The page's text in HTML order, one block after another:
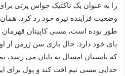
را به عنوان یک تاکتیک حواس پرتی
وضعیت فزاینده تیره خود رد کرد.
طور بوده است، مسی کاپیتان قهرمان
پای خود دارد. حال پاری سن ژرمن از
که تابستان امسال به پایان می رسد،
جدایی مسی تیم افت کند و پول برای